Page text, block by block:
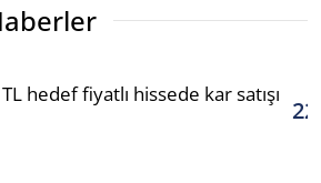
hedef fiyatlı hissede kar satışı